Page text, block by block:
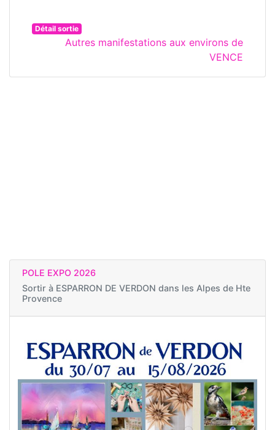
Détail sortie
Autres manifestations aux environs de
VENCE
POLE EXPO 2026
Sortir à ESPARRON DE VERDON dans les Alpes de Hte
Provence